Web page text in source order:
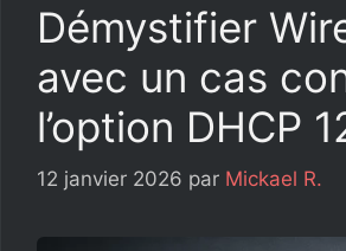
Démystifier
avec un cas
l’option DHCP
12 janvier 2026 par Mickael R.